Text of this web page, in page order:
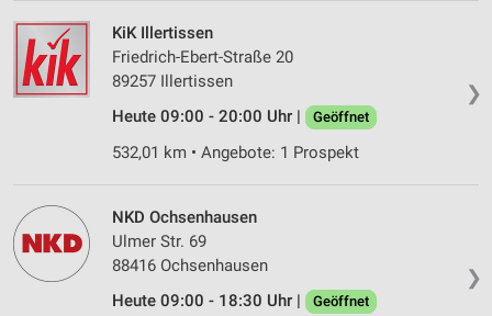
❯
KiK Illertissen
Friedrich-Ebert-Straße 20
89257 Illertissen
Heute 09:00 - 20:00 Uhr |
Geöffnet
532,01 km • Angebote: 1 Prospekt
❯
NKD Ochsenhausen
Ulmer Str. 69
88416 Ochsenhausen
Heute 09:00 - 18:30 Uhr |
Geöffnet
Speichern von oder Zugriff auf Informationen
auf einem Endgerät
Verwendung reduzierter Daten zur Auswahl von
Werbeanzeigen
Erstellung von Profilen für personalisierte
Verwendung von Profilen zur Auswahl
personalisierter Werbung
Erstellung von Profilen zur Personalisierung
von Inhalten